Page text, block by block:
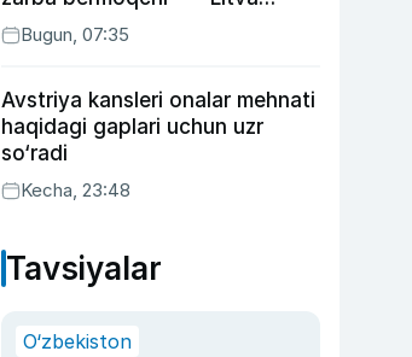
mudofaa vaziri
Bugun, 07:35
Avstriya kansleri onalar mehnati
haqidagi gaplari uchun uzr
so‘radi
Kecha, 23:48
Tavsiyalar
O‘zbekiston